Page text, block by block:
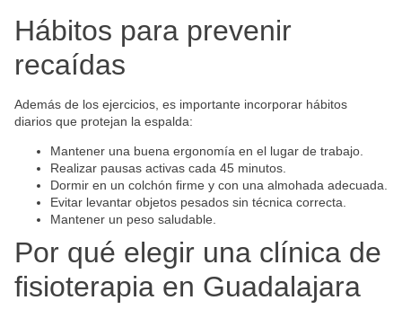
Hábitos para prevenir
recaídas
Además de los ejercicios, es importante incorporar hábitos
diarios que protejan la espalda:
Mantener una buena ergonomía en el lugar de trabajo.
Realizar pausas activas cada 45 minutos.
Dormir en un colchón firme y con una almohada adecuada.
Evitar levantar objetos pesados sin técnica correcta.
Mantener un peso saludable.
Por qué elegir una clínica de
fisioterapia en Guadalajara